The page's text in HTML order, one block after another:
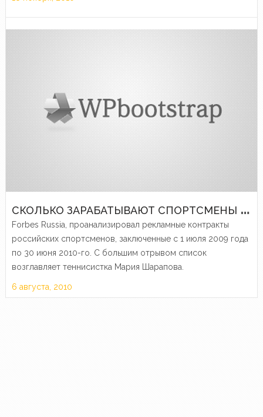
«громкие» имена, как Motorola…
С
КОЛЬКО ЗАРАБАТЫВАЮТ СПОРТСМЕНЫ НА РЕКЛАМЕ
Forbes Russia, проанализировал рекламные контракты
российских спортсменов, заключенные с 1 июля 2009 года
по 30 июня 2010-го. С большим отрывом список
возглавляет теннисистка Мария Шарапова.
6 августа, 2010